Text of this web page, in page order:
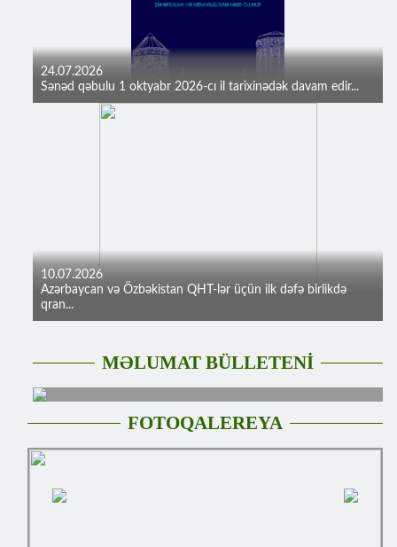
24.07.2026
Sənəd qəbulu 1 oktyabr 2026-cı il tarixinədək davam edir...
10.07.2026
Azərbaycan və Özbəkistan QHT-lər üçün ilk dəfə birlikdə
qran...
MƏLUMAT BÜLLETENİ
FOTOQALEREYA